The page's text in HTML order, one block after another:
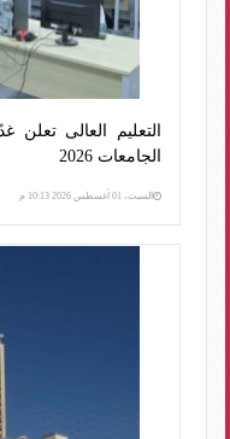
التعليم العالى تعلن
الجامعات 2026
السبت، 01 أغسطس 2026 10:13 م